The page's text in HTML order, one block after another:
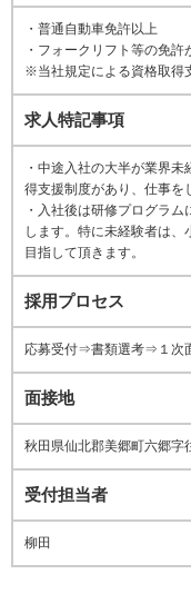
・普通自動車免許以上
・フォークリフト等の免許
※当社規定による資格取得
求人特記事項
・中途入社の大半が業界
得支援制度があり、仕事を
・入社後は研修プログラ
します。特に未経験者は
目指して頂きます。
採用プロセス
応募受付⇒書類選考⇒１次
面接地
秋田県仙北郡美郷町六郷字
受付担当者
柳田